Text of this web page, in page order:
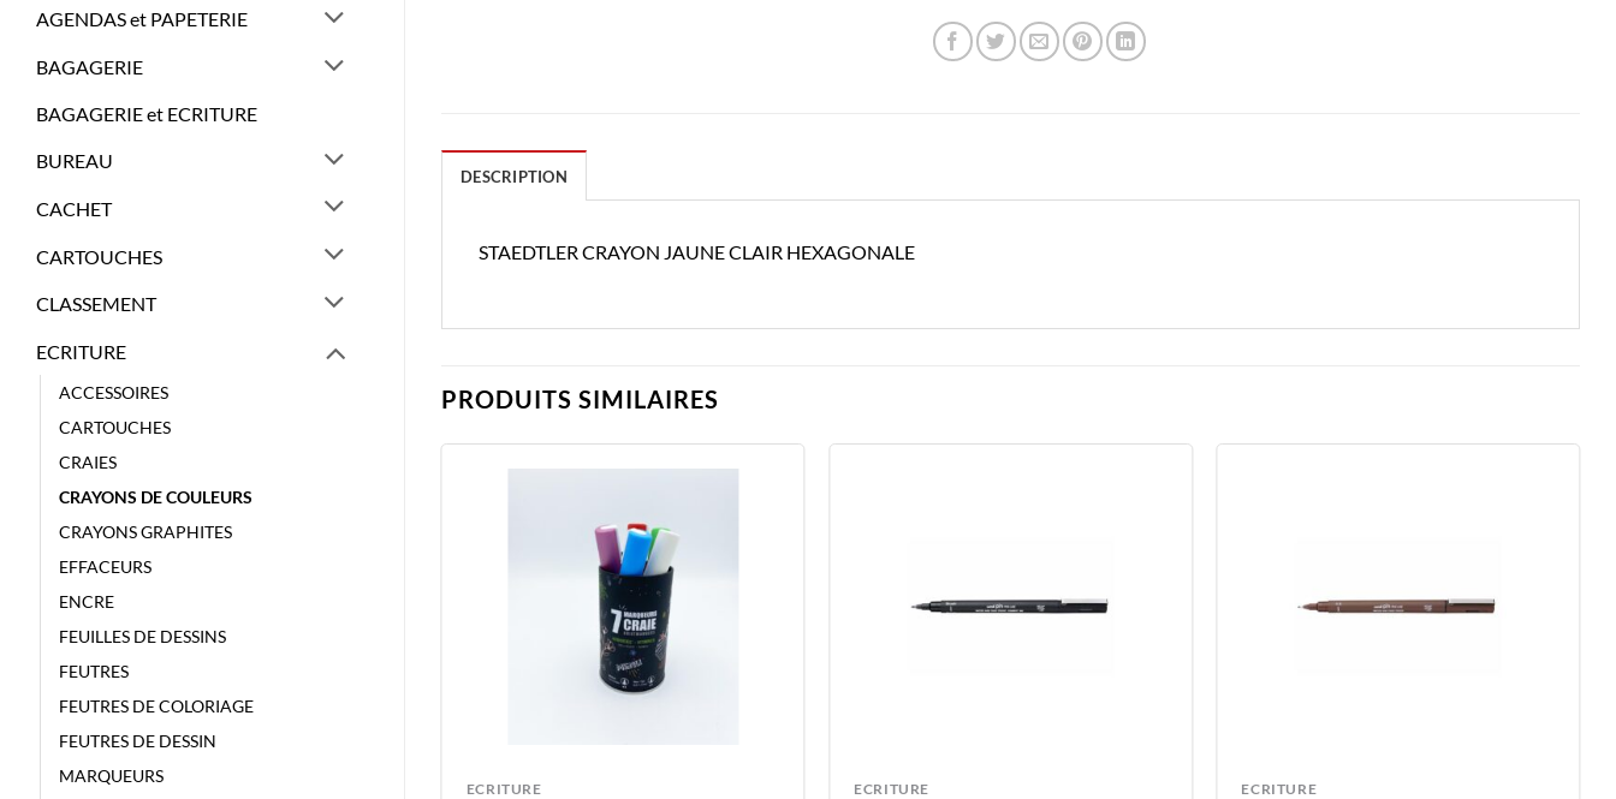
AGENDAS et PAPETERIE
BAGAGERIE
BAGAGERIE et ECRITURE
BUREAU
CACHET
CARTOUCHES
CLASSEMENT
ECRITURE
ACCESSOIRES
CARTOUCHES
CRAIES
CRAYONS DE COULEURS
CRAYONS GRAPHITES
EFFACEURS
ENCRE
FEUILLES DE DESSINS
FEUTRES
FEUTRES DE COLORIAGE
FEUTRES DE DESSIN
MARQUEURS
DESCRIPTION
STAEDTLER CRAYON JAUNE CLAIR HEXAGONALE
PRODUITS SIMILAIRES
ECRITURE ECRITURE ECRITURE
CRAYONS GRAPHITES